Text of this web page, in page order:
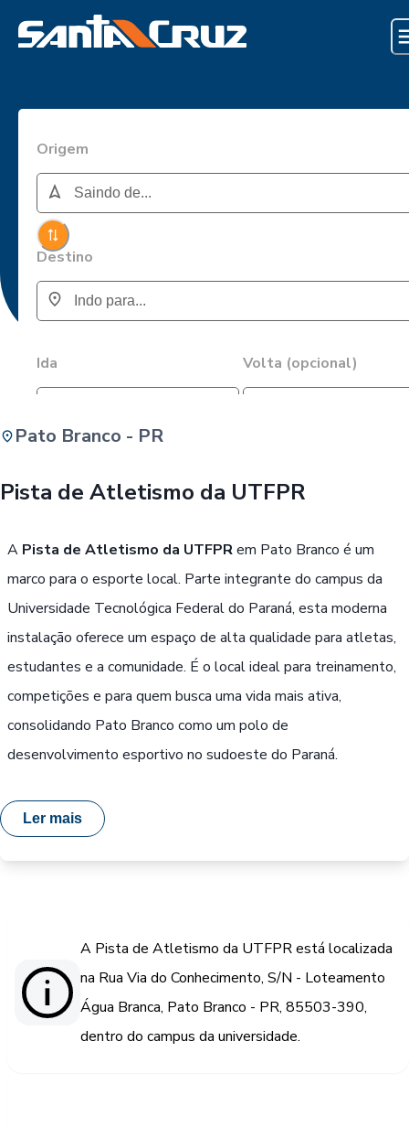
Origem
Destino
Ida Volta (opcional)
Pato Branco - PR
Pista de Atletismo da UTFPR
A Pista de Atletismo da UTFPRem Pato Branco é um
marco para o esporte local. Parte integrante do campus da
Universidade Tecnológica Federal do Paraná, esta moderna
instalação oferece um espaço de alta qualidade para atletas,
estudantes e a comunidade. É o local ideal para treinamento,
competições e para quem busca uma vida mais ativa,
consolidando Pato Branco como um polo de
desenvolvimento esportivo no sudoeste do Paraná.
Ler mais
A Pista de Atletismo da UTFPR está localizada
na Rua Via do Conhecimento, S/N - Loteamento
Água Branca, Pato Branco - PR, 85503-390,
dentro do campus da universidade.